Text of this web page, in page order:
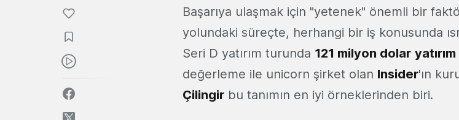
Başarıya ulaşmak için "yetenek" önemli bir
yolundaki süreçte, herhangi bir iş konusunda
Seri D yatırım turunda 121 milyon dolar yatırım
değerleme ile unicorn şirket olan Insider'ın
Çilingir bu tanımın en iyi örneklerinden biri.